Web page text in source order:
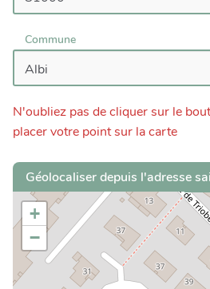
Commune
N'oubliez pas de cliquer sur le
placer votre point sur la carte
Géolocaliser depuis l'adresse
+
−